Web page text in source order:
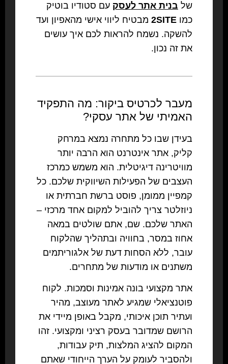
של בנית אתר לעסק עם סטודיו בוטיק
כמו 2SITE מבטיח ליווי אישי מהאפיון ועד
להשקה. נשמח להראות לכם איך עושים
את זה נכון.
מעבר לכרטיס ביקור: מה התפקיד
האמיתי של אתר עסקי?
בעידן שבו כל מתחרה נמצא במרחק
קליק, אתר אינטרנט הוא הרבה יותר
מוויטרינה דיגיטלית. הוא משמש כמרכז
העצבים של הפעילות השיווקית שלכם. כל
קמפיין ממומן, פוסט ברשת חברתית או
ניוזלטר צריך להוביל למקום אחד מרכזי –
האתר שלכם. שם, אתם שולטים במאה
אחוז במסר, בחוויה ובתהליך שהלקוח
עובר, ללא הסחות דעת של אלגוריתמים
משתנים או מודעות של מתחרים.
אתר מקצועי בונה אמינות וסמכות. לקוח
פוטנציאלי שמגיע לאתר מעוצב, מהיר
ועתיר תוכן איכותי, מקבל באופן מיידי את
הרושם שמדובר בעסק רציני ומקצועי. זהו
המקום להציג המלצות, תיק עבודות,
ולהסביר לעומק על הערך הייחודי שאתם